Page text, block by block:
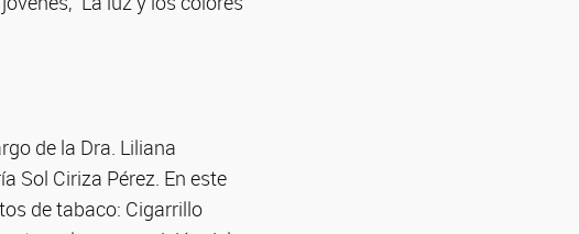
de la Dra. Liliana
Sol Ciriza Pérez. En este
de tabaco: Cigarrillo